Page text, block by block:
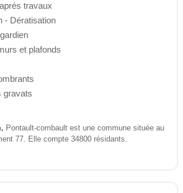
travaux
- Dératisation
et plafonds
gravats
Pontault-combault est une commune située au
77. Elle compte 34800 résidants.